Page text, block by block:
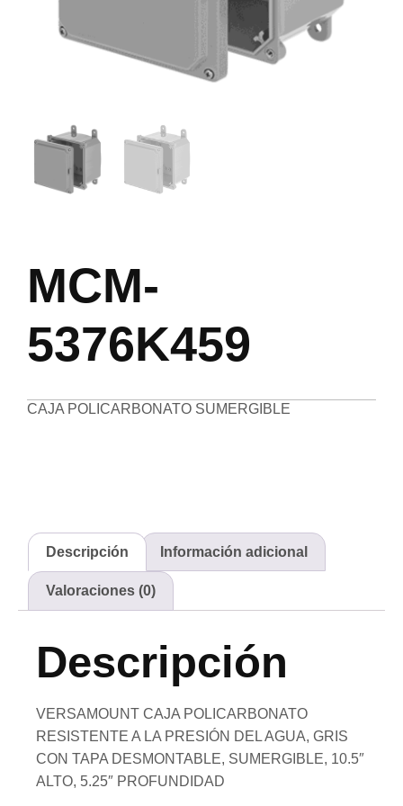
MCM-
5376K459
CAJA POLICARBONATO SUMERGIBLE
Descripción Información adicional
Valoraciones (0)
Descripción
VERSAMOUNT CAJA POLICARBONATO
RESISTENTE A LA PRESIÓN DEL AGUA, GRIS
CON TAPA DESMONTABLE, SUMERGIBLE, 10.5″
ALTO, 5.25″ PROFUNDIDAD